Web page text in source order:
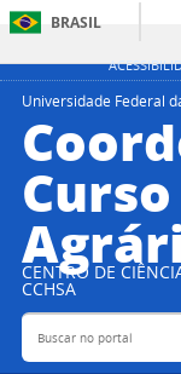
BRASIL
Universidade Federal
CENTRO DE
CCHSA
Buscar no portal